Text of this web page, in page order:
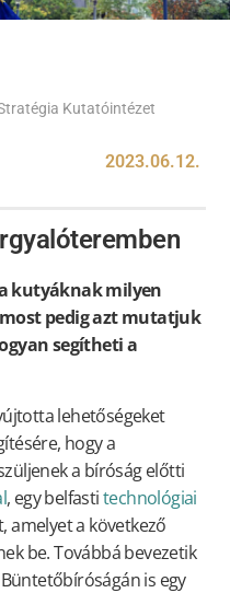
Kutatóintézet
2023.06.12.
kutyáknak milyen
pedig azt mutatjuk
segítheti a
lehetőségeket
hogy a
a bíróság előtti
, egy belfastitechnológiai
amelyet a következő
be. Továbbá bevezetik
is egy